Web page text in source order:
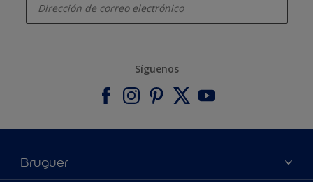
Síguenos
Bruguer